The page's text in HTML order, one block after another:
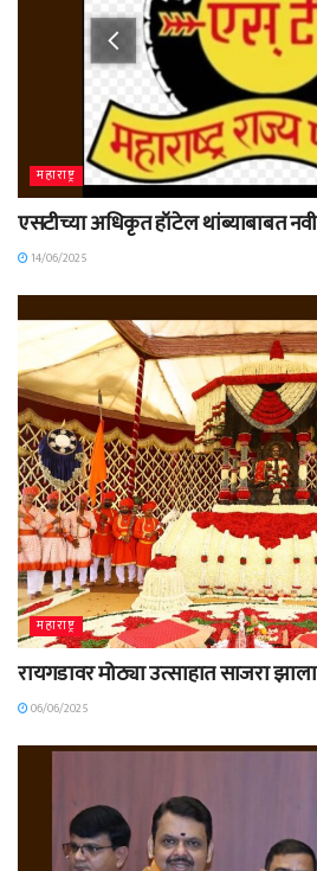
महाराष्ट्र
एसटीच्या अधिकृत हॉटेल थांब्याबाबत
14/06/2025
महाराष्ट्र
रायगडावर मोठ्या उत्साहात साजरा
06/06/2025